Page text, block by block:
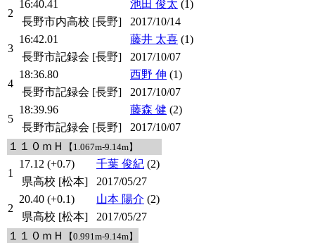
2
16:40.41 池田 俊太 (1)
長野市内高校 [長野]
2017/10/14
3
16:42.01 藤井 太喜 (1)
長野市記録会 [長野]
2017/10/07
4
18:36.80 西野 伸 (1)
長野市記録会 [長野]
2017/10/07
5
18:39.96 藤森 健 (2)
長野市記録会 [長野]
2017/10/07
１１０ｍＨ
【1.067m-9.14m】
1
17.12 (+0.7) 千葉 俊紀 (2)
県高校 [松本]
2017/05/27
2
20.40 (+0.1) 山本 陽介 (2)
県高校 [松本]
2017/05/27
１１０ｍＨ
【0.991m-9.14m】